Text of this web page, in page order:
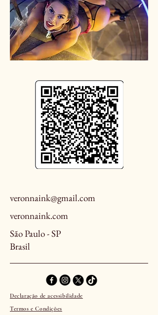
veronnaink@gmail.com
veronnaink.com
São Paulo - SP
Brasil
Declaração de acessibilidade
Termos e Condições